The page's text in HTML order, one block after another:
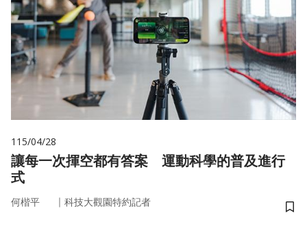
115/04/28
讓每一次揮空都有答案 運動科學的普及進行
式
何楷平 ｜ 科技大觀園特約記者
儲